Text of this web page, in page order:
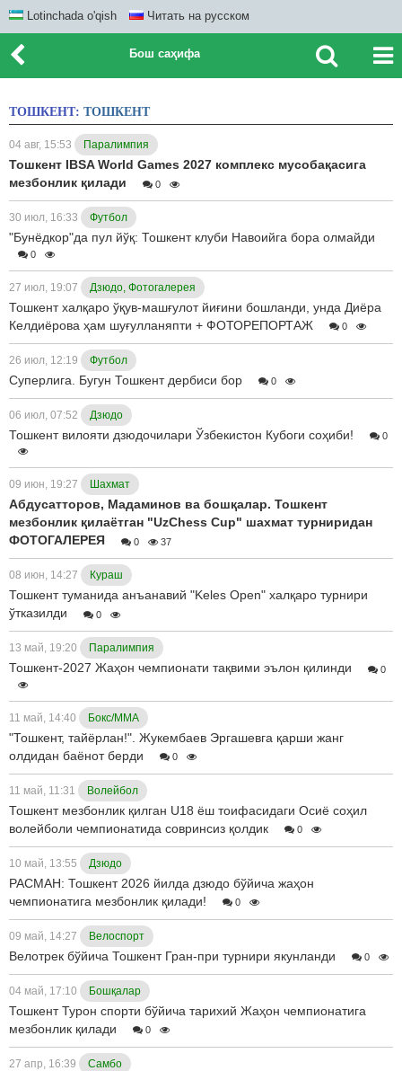
Lotinchada o'qish Читать на русском
Бош саҳифа
ТОШКЕНТ: ТОШКЕНТ
04 авг, 15:53 Паралимпия
Тошкент IBSA World Games 2027 комплекс мусобақасига
мезбонлик қилади
0
30 июл, 16:33 Футбол
"Бунёдкор"да пул йўқ: Тошкент клуби Навоийга бора олмайди
0
27 июл, 19:07 Дзюдо, Фотогалерея
Тошкент халқаро ўқув-машғулот йиғини бошланди, унда Диёра
Келдиёрова ҳам шуғулланяпти + ФОТОРЕПОРТАЖ
0
26 июл, 12:19 Футбол
Суперлига. Бугун Тошкент дербиси бор 0
06 июл, 07:52 Дзюдо
Тошкент вилояти дзюдочилари Ўзбекистон Кубоги соҳиби! 0
09 июн, 19:27 Шахмат
Абдусатторов, Мадаминов ва бошқалар. Тошкент
мезбонлик қилаётган "UzChess Cup" шахмат турниридан
ФОТОГАЛЕРЕЯ
0 37
08 июн, 14:27 Кураш
Тошкент туманида анъанавий "Keles Open" халқаро турнири
ўтказилди
0
13 май, 19:20 Паралимпия
Тошкент-2027 Жаҳон чемпионати тақвими эълон қилинди 0
11 май, 14:40 Бокс/ММА
"Тошкент, тайёрлан!". Жукембаев Эргашевга қарши жанг
олдидан баёнот берди
0
11 май, 11:31 Волейбол
Тошкент мезбонлик қилган U18 ёш тоифасидаги Осиё соҳил
волейболи чемпионатида совринсиз қолдик
0
10 май, 13:55 Дзюдо
РАСМАН: Тошкент 2026 йилда дзюдо бўйича жаҳон
чемпионатига мезбонлик қилади!
0
09 май, 14:27 Велоспорт
Велотрек бўйича Тошкент Гран-при турнири якунланди 0
04 май, 17:10 Бошқалар
Тошкент Турон спорти бўйича тарихий Жаҳон чемпионатига
мезбонлик қилади
0
27 апр, 16:39 Самбо